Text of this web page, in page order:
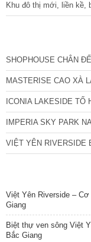
Khu đô thị mới, liền kề,
SHOPHOUSE CHÂN
MASTERISE CAO XÀ
ICONIA LAKESIDE TỐ
IMPERIA SKY PARK
VIỆT YÊN RIVERSIDE
Việt Yên Riverside –
Giang
Biệt thự ven sông Việt
Bắc Giang